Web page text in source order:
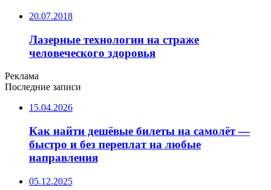
20.07.2018
Лазерные технологии на страже
человеческого здоровья
Реклама
Последние записи
15.04.2026
Как найти дешёвые билеты на самолёт —
быстро и без переплат на любые
направления
05.12.2025